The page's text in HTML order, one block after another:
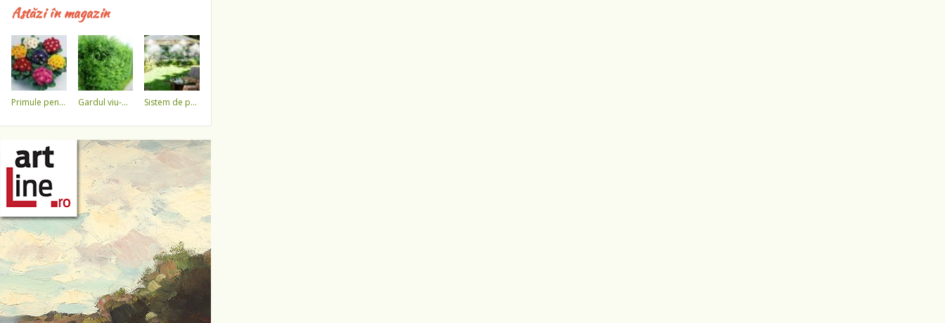
Astăzi în magazin
primule pentru 1 martie 3,5 lei / ghiveci !!!! gardul viu-minune! sistem de pulverizare a apei